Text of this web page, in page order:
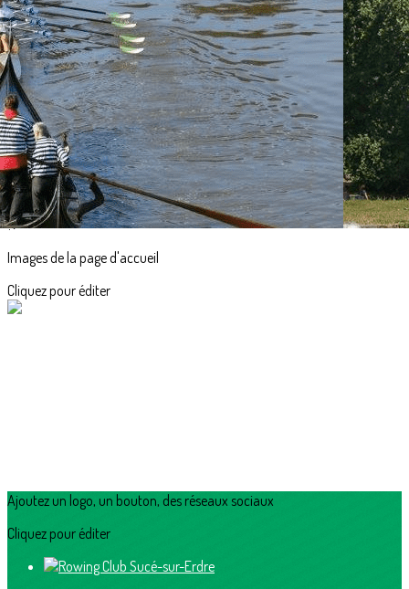
Exporter les lignes sélectionnées
Exporter toutes les colonnes
Exporter uniquement les colonnes affichées
Menu
<
>
Accueil
Actualités
L'aviron en images
?>
Images de la page d'accueil
Cliquez pour éditer
Ajoutez un logo, un bouton, des réseaux sociaux
Cliquez pour éditer